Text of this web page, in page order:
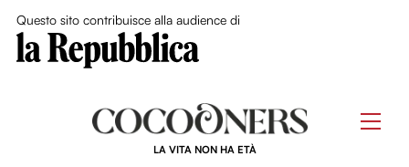
Questo sito contribuisce alla audience di
LA VITA NON HA ETÀ